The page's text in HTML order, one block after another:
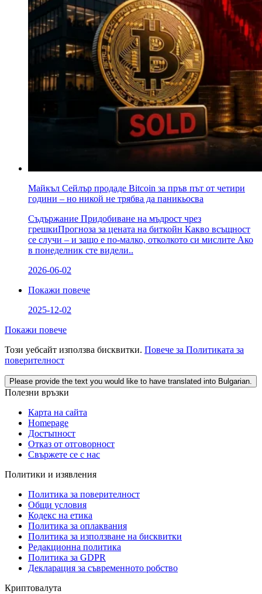
Майкъл Сейлър продаде Bitcoin за пръв път от четири
години – но никой не трябва да паникьосва
Съдържание Придобиване на мъдрост чрез
грешкиПрогноза за цената на биткойн Какво всъщност
се случи – и защо е по-малко, отколкото си мислите Ако
в понеделник сте видели..
2026-06-02
Покажи повече
2025-12-02
Покажи повече
Този уебсайт използва бисквитки. Повече за Политиката за
поверителност
Please provide the text you would like to have translated into Bulgarian.
Полезни връзки
Карта на сайта
Homepage
Достъпност
Отказ от отговорност
Свържете се с нас
Политики и изявления
Политика за поверителност
Общи условия
Кодекс на етика
Политика за оплаквания
Политика за използване на бисквитки
Редакционна политика
Политика за GDPR
Декларация за съвременното робство
Криптовалута